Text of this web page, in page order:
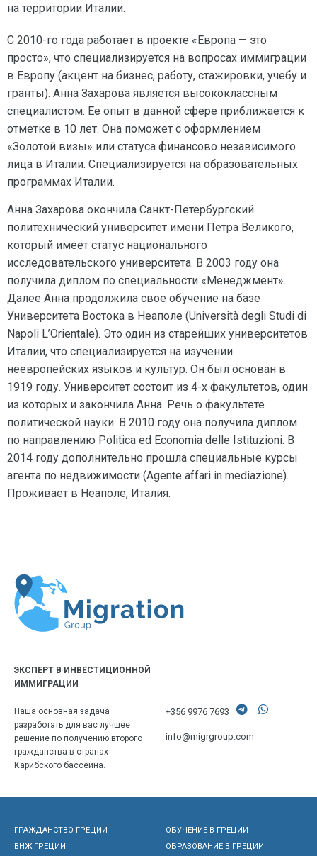
на территории Италии.
С 2010-го года работает в проекте «Европа — это
просто», что специализируется на вопросах иммиграции
в Европу (акцент на бизнес, работу, стажировки, учебу и
гранты). Анна Захарова является высококлассным
специалистом. Ее опыт в данной сфере приближается к
отметке в 10 лет. Она поможет с оформлением
«Золотой визы» или статуса финансово независимого
лица в Италии. Специализируется на образовательных
программах Италии.
Анна Захарова окончила Санкт-Петербургский
политехнический университет имени Петра Великого,
который имеет статус национального
исследовательского университета. В 2003 году она
получила диплом по специальности «Менеджмент».
Далее Анна продолжила свое обучение на базе
Университета Востока в Неаполе (Università degli Studi di
Napoli L’Orientale). Это один из старейших университетов
Италии, что специализируется на изучении
неевропейских языков и культур. Он был основан в
1919 году. Университет состоит из 4-х факультетов, один
из которых и закончила Анна. Речь о факультете
политической науки. В 2010 году она получила диплом
по направлению Politica ed Economia delle Istituzioni. В
2014 году дополнительно прошла специальные курсы
агента по недвижимости (Agente affari in mediazione).
Проживает в Неаполе, Италия.
ЭКСПЕРТ В ИНВЕСТИЦИОННОЙ
ИММИГРАЦИИ
Наша основная задача —
разработать для вас лучшее
решение по получению второго
гражданства в странах
Карибского бассейна.
+356 9976 7693
info@migrgroup.com
ГРАЖДАНСТВО ГРЕЦИИ
ВНЖ ГРЕЦИИ
ОБУЧЕНИЕ В ГРЕЦИИ
ОБРАЗОВАНИЕ В ГРЕЦИИ